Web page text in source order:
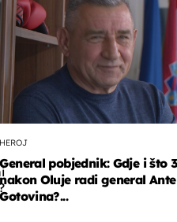
HEROJ
General pobjednik: Gdje i što
nakon Oluje radi general Ante
Gotovina?...